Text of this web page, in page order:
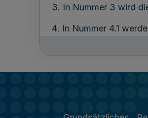
3. In Nummer 3 wird
4. In Nummer 4.1
b) am Ende des